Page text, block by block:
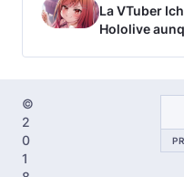
La VTuber
Hololive
©
2
0
1